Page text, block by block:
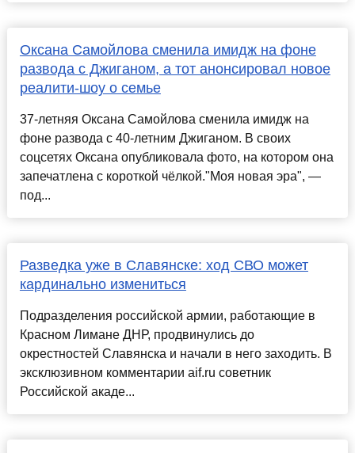
Оксана Самойлова сменила имидж на фоне
развода с Джиганом, а тот анонсировал новое
реалити-шоу о семье
37-летняя Оксана Самойлова сменила имидж на
фоне развода с 40-летним Джиганом. В своих
соцсетях Оксана опубликовала фото, на котором она
запечатлена с короткой чёлкой."Моя новая эра", —
под...
Разведка уже в Славянске: ход СВО может
кардинально измениться
Подразделения российской армии, работающие в
Красном Лимане ДНР, продвинулись до
окрестностей Славянска и начали в него заходить. В
эксклюзивном комментарии aif.ru советник
Российской акаде...